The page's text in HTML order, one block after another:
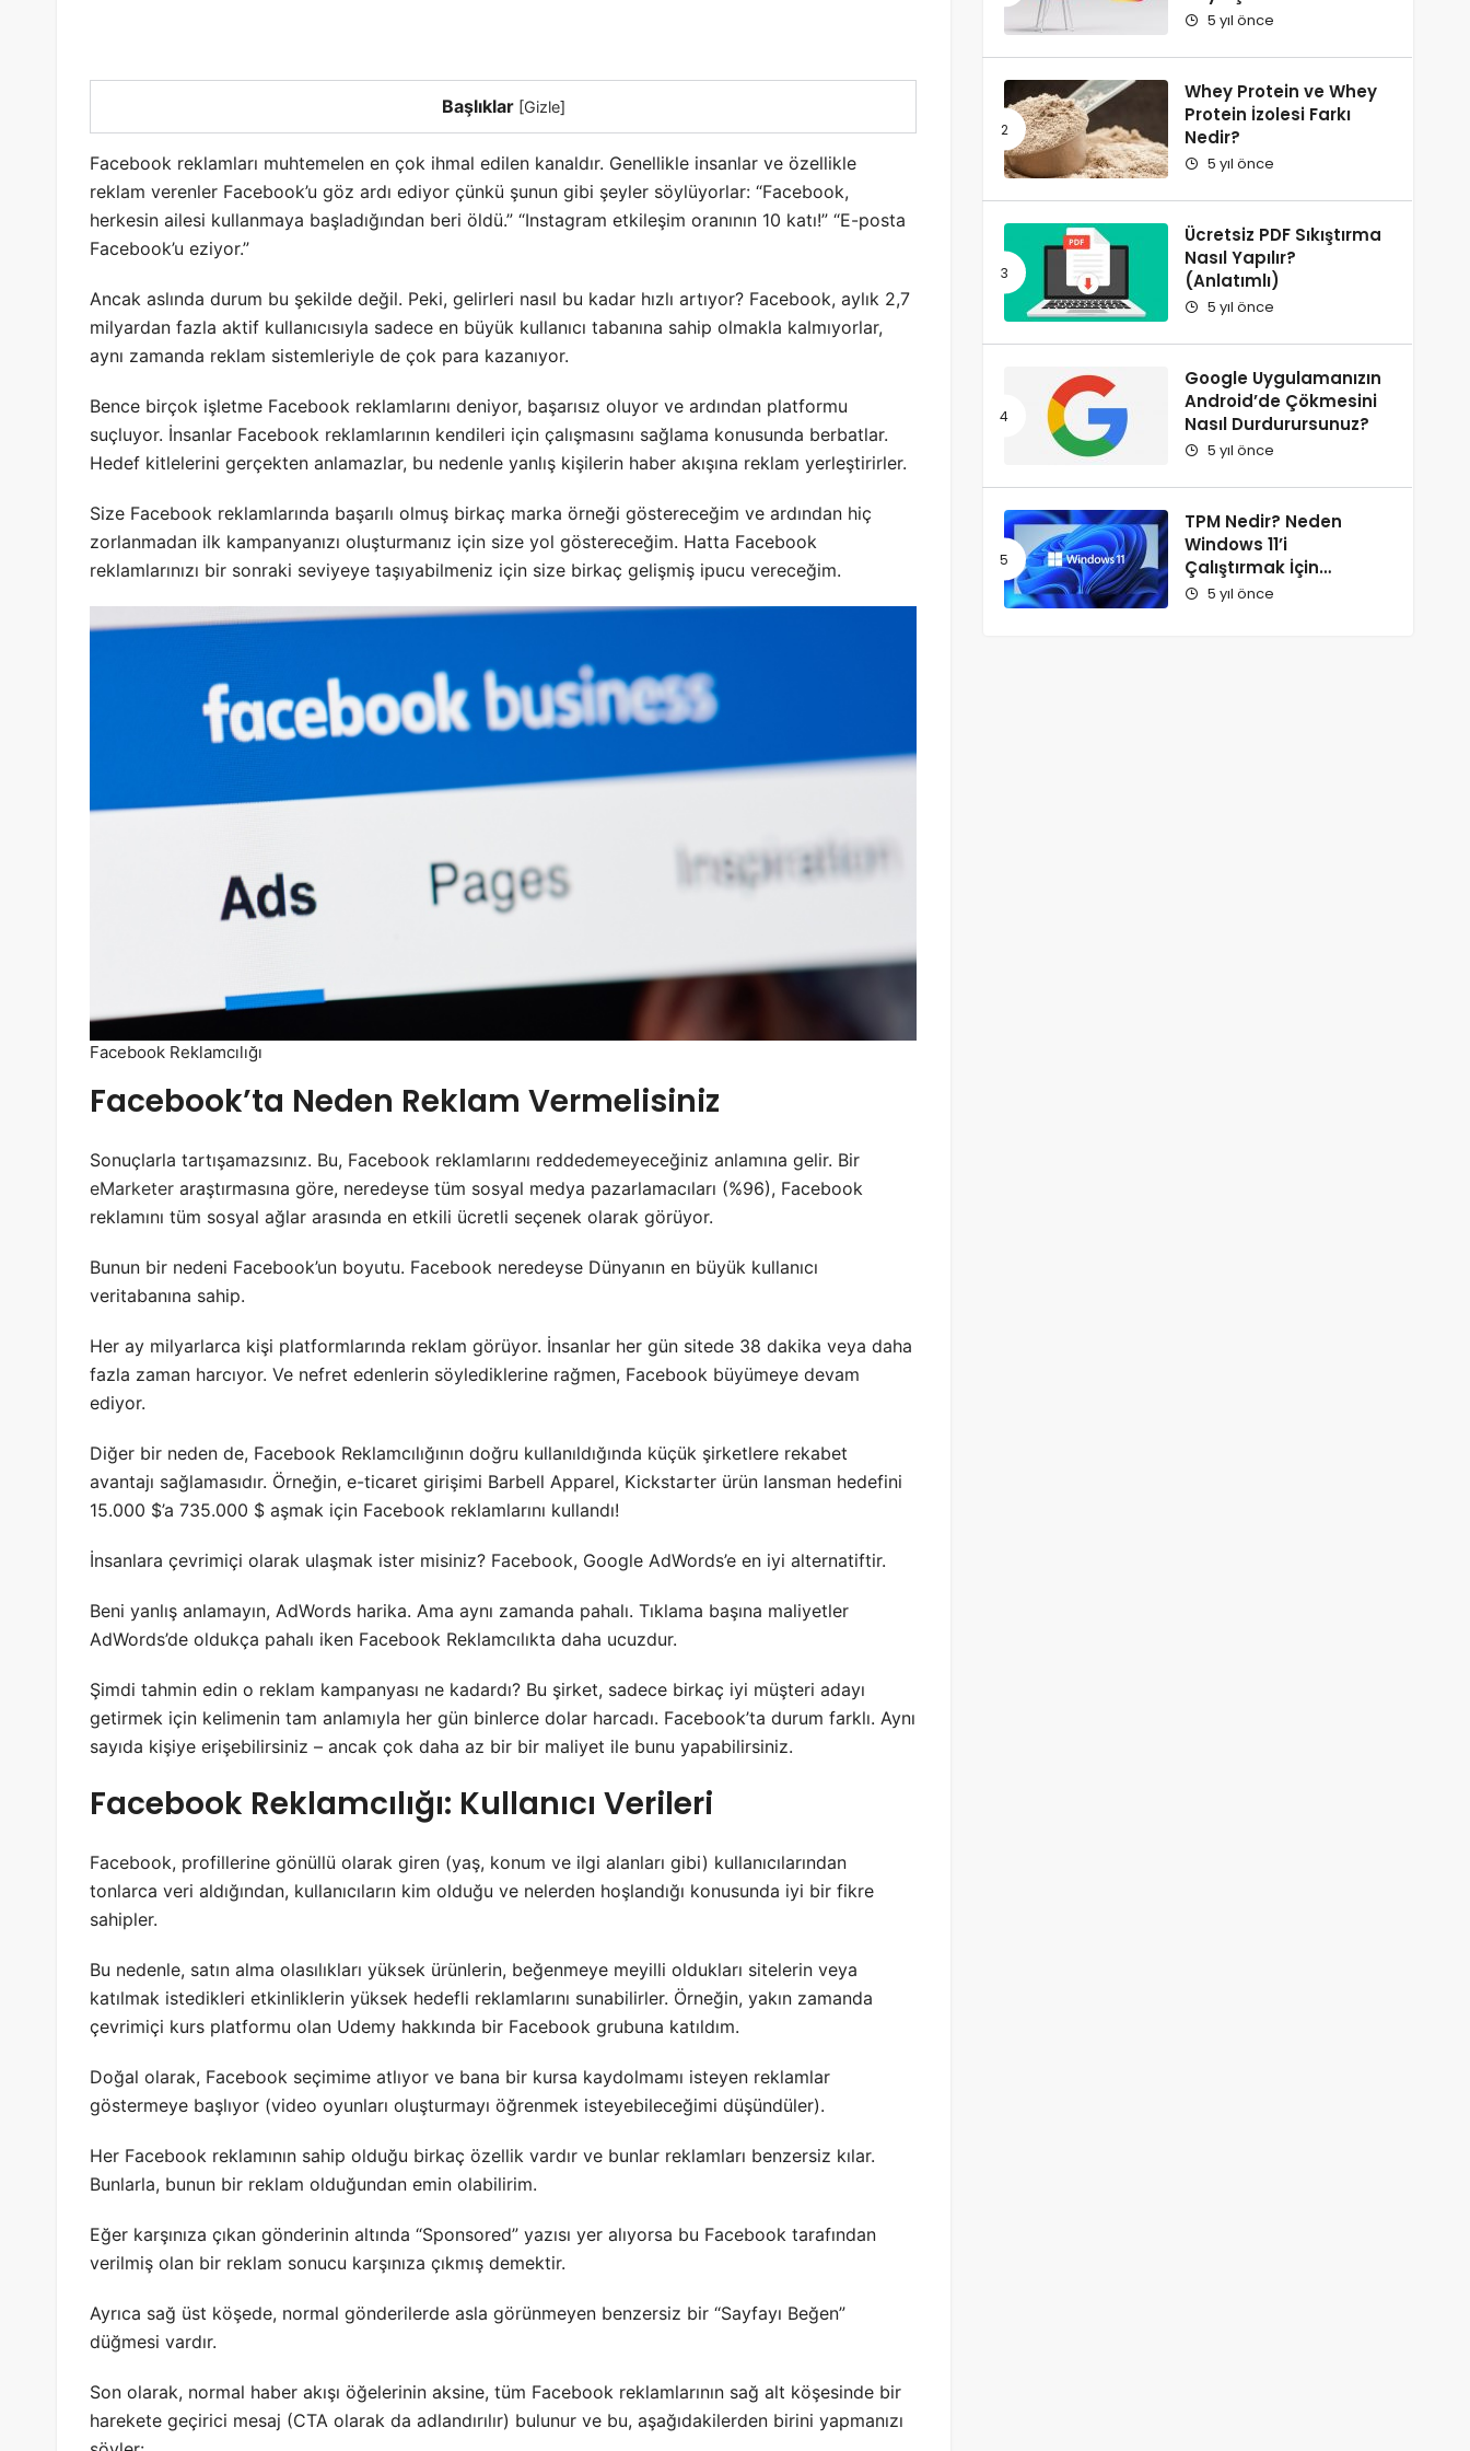
Başlıklar [Gizle]
Facebook reklamları muhtemelen en çok ihmal edilen kanaldır. Genellikle insanlar ve özellikle
reklam verenler Facebook’u göz ardı ediyor çünkü şunun gibi şeyler söylüyorlar: “Facebook,
herkesin ailesi kullanmaya başladığından beri öldü.” “Instagram etkileşim oranının 10 katı!” “E-posta
Facebook’u eziyor.”
Ancak aslında durum bu şekilde değil. Peki, gelirleri nasıl bu kadar hızlı artıyor? Facebook, aylık 2,7
milyardan fazla aktif kullanıcısıyla sadece en büyük kullanıcı tabanına sahip olmakla kalmıyorlar,
aynı zamanda reklam sistemleriyle de çok para kazanıyor.
Bence birçok işletme Facebook reklamlarını deniyor, başarısız oluyor ve ardından platformu
suçluyor. İnsanlar Facebook reklamlarının kendileri için çalışmasını sağlama konusunda berbatlar.
Hedef kitlelerini gerçekten anlamazlar, bu nedenle yanlış kişilerin haber akışına reklam yerleştirirler.
Size Facebook reklamlarında başarılı olmuş birkaç marka örneği göstereceğim ve ardından hiç
zorlanmadan ilk kampanyanızı oluşturmanız için size yol göstereceğim. Hatta Facebook
reklamlarınızı bir sonraki seviyeye taşıyabilmeniz için size birkaç gelişmiş ipucu vereceğim.
Facebook Reklamcılığı
Facebook’ta Neden Reklam Vermelisiniz
Sonuçlarla tartışamazsınız. Bu, Facebook reklamlarını reddedemeyeceğiniz anlamına gelir. Bir
eMarketer araştırmasına göre, neredeyse tüm sosyal medya pazarlamacıları (%96), Facebook
reklamını tüm sosyal ağlar arasında en etkili ücretli seçenek olarak görüyor.
Bunun bir nedeni Facebook’un boyutu. Facebook neredeyse Dünyanın en büyük kullanıcı
veritabanına sahip.
Her ay milyarlarca kişi platformlarında reklam görüyor. İnsanlar her gün sitede 38 dakika veya daha
fazla zaman harcıyor. Ve nefret edenlerin söylediklerine rağmen, Facebook büyümeye devam
ediyor.
Diğer bir neden de, Facebook Reklamcılığının doğru kullanıldığında küçük şirketlere rekabet
avantajı sağlamasıdır. Örneğin, e-ticaret girişimi Barbell Apparel, Kickstarter ürün lansman hedefini
15.000 $’a 735.000 $ aşmak için Facebook reklamlarını kullandı!
İnsanlara çevrimiçi olarak ulaşmak ister misiniz? Facebook, Google AdWords’e en iyi alternatiftir.
Beni yanlış anlamayın, AdWords harika. Ama aynı zamanda pahalı. Tıklama başına maliyetler
AdWords’de oldukça pahalı iken Facebook Reklamcılıkta daha ucuzdur.
Şimdi tahmin edin o reklam kampanyası ne kadardı? Bu şirket, sadece birkaç iyi müşteri adayı
getirmek için kelimenin tam anlamıyla her gün binlerce dolar harcadı. Facebook’ta durum farklı. Aynı
sayıda kişiye erişebilirsiniz – ancak çok daha az bir bir maliyet ile bunu yapabilirsiniz.
Facebook Reklamcılığı: Kullanıcı Verileri
Facebook, profillerine gönüllü olarak giren (yaş, konum ve ilgi alanları gibi) kullanıcılarından
tonlarca veri aldığından, kullanıcıların kim olduğu ve nelerden hoşlandığı konusunda iyi bir fikre
sahipler.
Bu nedenle, satın alma olasılıkları yüksek ürünlerin, beğenmeye meyilli oldukları sitelerin veya
katılmak istedikleri etkinliklerin yüksek hedefli reklamlarını sunabilirler. Örneğin, yakın zamanda
çevrimiçi kurs platformu olan Udemy hakkında bir Facebook grubuna katıldım.
Doğal olarak, Facebook seçimime atlıyor ve bana bir kursa kaydolmamı isteyen reklamlar
göstermeye başlıyor (video oyunları oluşturmayı öğrenmek isteyebileceğimi düşündüler).
Her Facebook reklamının sahip olduğu birkaç özellik vardır ve bunlar reklamları benzersiz kılar.
Bunlarla, bunun bir reklam olduğundan emin olabilirim.
Eğer karşınıza çıkan gönderinin altında “Sponsored” yazısı yer alıyorsa bu Facebook tarafından
verilmiş olan bir reklam sonucu karşınıza çıkmış demektir.
Ayrıca sağ üst köşede, normal gönderilerde asla görünmeyen benzersiz bir “Sayfayı Beğen”
düğmesi vardır.
Son olarak, normal haber akışı öğelerinin aksine, tüm Facebook reklamlarının sağ alt köşesinde bir
harekete geçirici mesaj (CTA olarak da adlandırılır) bulunur ve bu, aşağıdakilerden birini yapmanızı
5 yıl önce
Whey Protein ve Whey
Protein İzolesi Farkı
Nedir?
5 yıl önce
Ücretsiz PDF Sıkıştırma
Nasıl Yapılır?
(Anlatımlı)
5 yıl önce
Google Uygulamanızın
Android’de Çökmesini
Nasıl Durdurursunuz?
5 yıl önce
TPM Nedir? Neden
Windows 11’i
Çalıştırmak İçin
Gereklidir?
5 yıl önce